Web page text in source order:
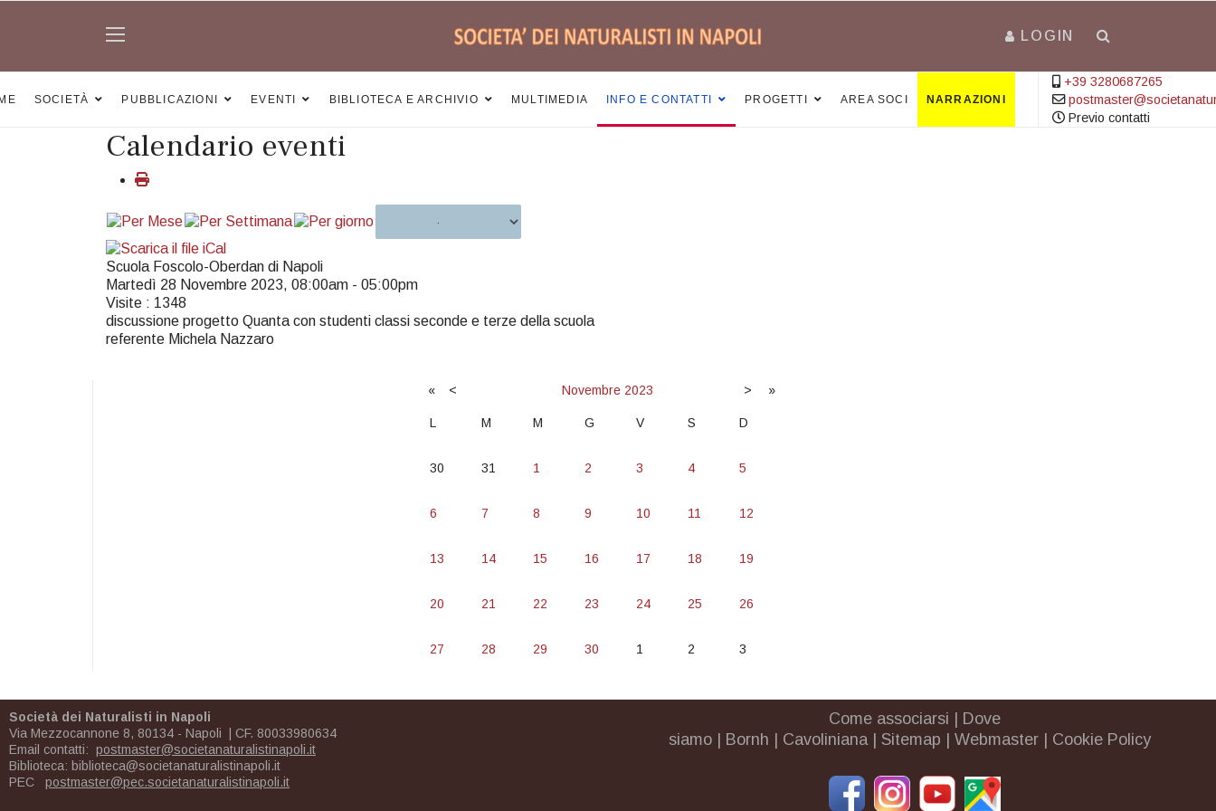
LOGIN
SOCIETÀ PUBBLICAZIONI EVENTI BIBLIOTECA E ARCHIVIO MULTIMEDIA INFO E CONTATTI PROGETTI AREA SOCI NARRAZIONI
+39 3280687265
Previo contatti
Calendario eventi
Scuola Foscolo-Oberdan di Napoli
Martedì 28 Novembre 2023, 08:00am - 05:00pm
Visite : 1348
discussione progetto Quanta con studenti classi seconde e terze della scuola
referente Michela Nazzaro
« < Novembre 2023 > »
L M M G V S D
30 31 1 2 3 4 5
6 7 8 9 10 11 12
13 14 15 16 17 18 19
20 21 22 23 24 25 26
27 28 29 30 1 2 3
Società dei Naturalisti in Napoli
Via Mezzocannone 8, 80134 - Napoli | CF. 80033980634
Email contatti: postmaster@societanaturalistinapoli.it
Biblioteca: biblioteca@societanaturalistinapoli.it
PEC
postmaster@pec.societanaturalistinapoli.it
Come associarsi
Dove
siamo
Bornh Cavoliniana| Sitemap Webmaster Cookie Policy